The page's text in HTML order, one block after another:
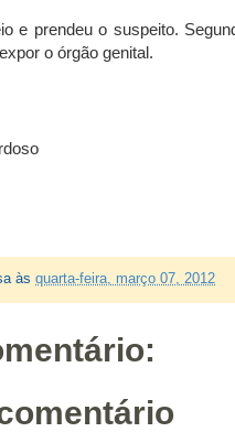
e prendeu o suspeito.
o órgão genital.
às quarta-feira, março 07, 2012